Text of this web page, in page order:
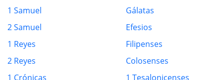
1 Samuel
2 Samuel
1 Reyes
2 Reyes
1 Crónicas
Gálatas
Efesios
Filipenses
Colosenses
1 Tesalonicenses